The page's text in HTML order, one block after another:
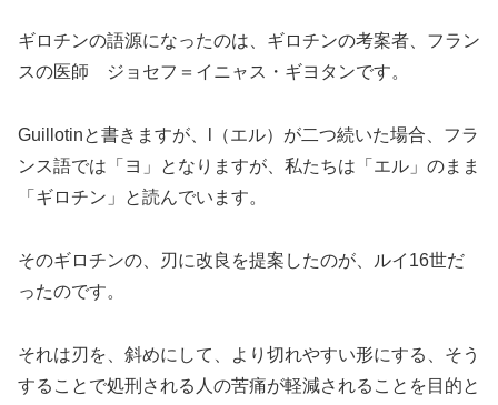
ギロチンの語源になったのは、ギロチンの考案者、フラン
スの医師 ジョセフ＝イニャス・ギヨタンです。
Guillotinと書きますが、l（エル）が二つ続いた場合、フラ
ンス語では「ヨ」となりますが、私たちは「エル」のまま
「ギロチン」と読んでいます。
そのギロチンの、刃に改良を提案したのが、ルイ16世だ
ったのです。
それは刃を、斜めにして、より切れやすい形にする、そう
することで処刑される人の苦痛が軽減されることを目的と